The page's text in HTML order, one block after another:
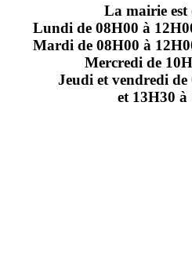
La mairie est
Lundi de 08H00 à
Mardi de 08H00 à
Mercredi de
Jeudi et vendredi
et 13H30 à